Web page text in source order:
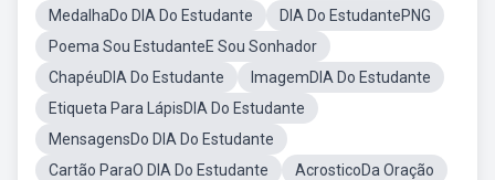
MedalhaDo DIA Do Estudante
DIA Do EstudantePNG
Poema Sou EstudanteE Sou Sonhador
ChapéuDIA Do Estudante
ImagemDIA Do Estudante
Etiqueta Para LápisDIA Do Estudante
MensagensDo DIA Do Estudante
Cartão ParaO DIA Do Estudante
AcrosticoDa Oração